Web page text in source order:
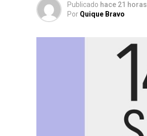
Publicado hace 21 horas
Por Quique Bravo